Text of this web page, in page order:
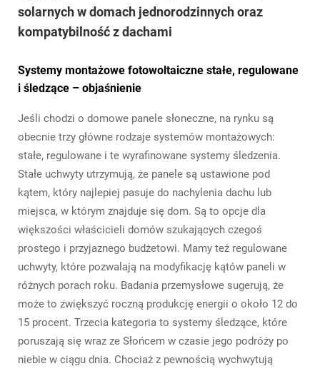
solarnych w domach jednorodzinnych oraz
kompatybilność z dachami
Systemy montażowe fotowoltaiczne stałe, regulowane
i śledzące – objaśnienie
Jeśli chodzi o domowe panele słoneczne, na rynku są
obecnie trzy główne rodzaje systemów montażowych:
stałe, regulowane i te wyrafinowane systemy śledzenia.
Stałe uchwyty utrzymują, że panele są ustawione pod
kątem, który najlepiej pasuje do nachylenia dachu lub
miejsca, w którym znajduje się dom. Są to opcje dla
większości właścicieli domów szukających czegoś
prostego i przyjaznego budżetowi. Mamy też regulowane
uchwyty, które pozwalają na modyfikację kątów paneli w
różnych porach roku. Badania przemysłowe sugerują, że
może to zwiększyć roczną produkcję energii o około 12 do
15 procent. Trzecia kategoria to systemy śledzące, które
poruszają się wraz ze Słońcem w czasie jego podróży po
niebie w ciągu dnia. Chociaż z pewnością wychwytują